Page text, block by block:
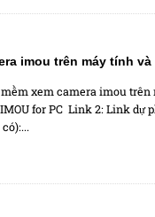
imou trên máy tính
xem camera imou
for PC Link 2: Link dự